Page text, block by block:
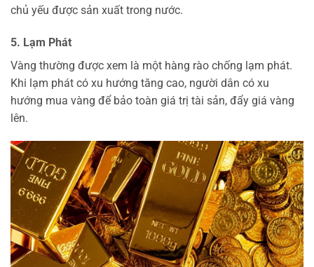
chủ yếu được sản xuất trong nước.
5. Lạm Phát
Vàng thường được xem là một hàng rào chống lạm phát.
Khi lạm phát có xu hướng tăng cao, người dân có xu
hướng mua vàng để bảo toàn giá trị tài sản, đẩy giá vàng
lên.